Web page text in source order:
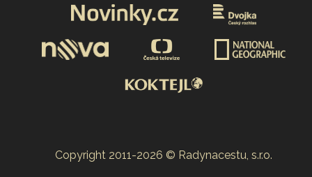
Copyright 2011-2026 © Radynacestu, s.r.o.